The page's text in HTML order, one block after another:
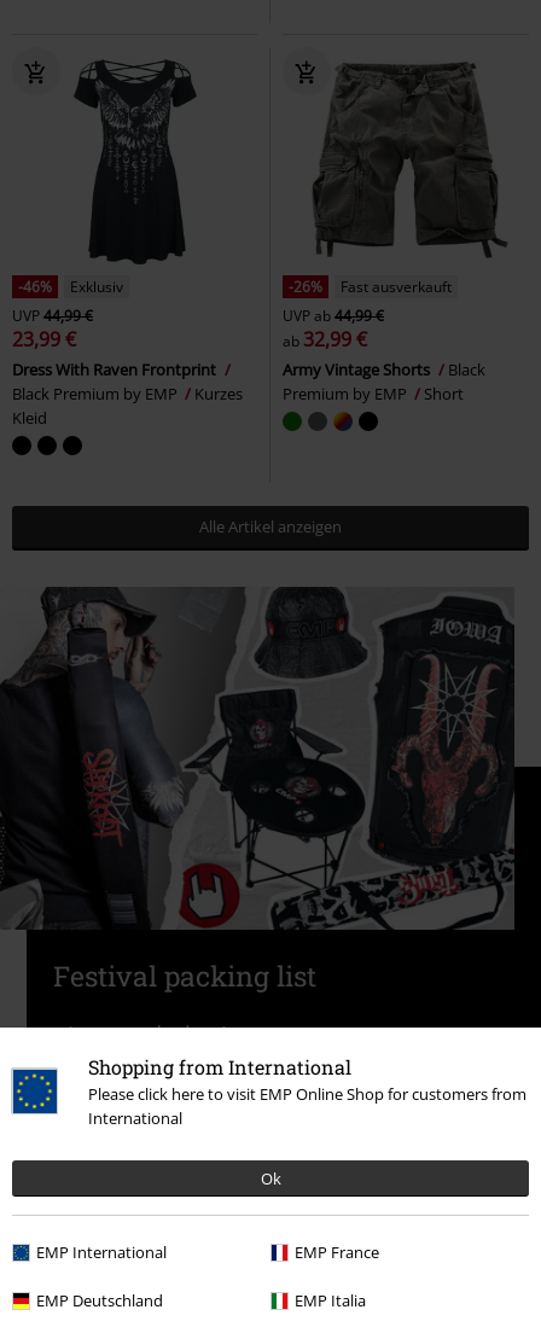
Shopping from International
Please click here to visit EMP Online Shop for customers from
International
Ok
EMP International EMP France
EMP Deutschland EMP Italia
-46%
Exklusiv
UVP44,99 €
23,99 €
Dress With Raven Frontprint
Black Premium by EMP
Kurzes
Kleid
-26%
Fast ausverkauft
UVPab44,99 €
ab 32,99 €
Army Vintage Shorts
Black
Premium by EMP
Short
Alle Artikel anzeigen
Festival packing list
Jetzt entdecken!
Festival Outfits für dein nächstes Festival
Egal ob Wacken, Rock im Park oder Vainstream – Festivals sind und
bleiben das Highlight vieler Musikfans. Wenn du auch zu denjenigen
gehörst die es kaum erwarten können ihr Zelt aufzuschlagen, sich in ein
verrücktes Festival Outfit zu schmeißen und tagelang zu den